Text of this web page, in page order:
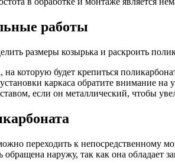
работы
размеры козырька и раскроить
на которую будет крепиться
каркаса обратите внимание на
если он металлический, чтобы
переходить к непосредственному
наружу, так как она обладает